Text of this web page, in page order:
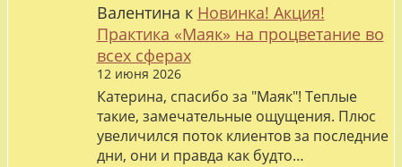
Валентина к Новинка! Акция!
Практика «Маяк» на процветание во
всех сферах
12 июня 2026
Катерина, спасибо за "Маяк"! Теплые
такие, замечательные ощущения. Плюс
увеличился поток клиентов за последние
дни, они и правда как будто…